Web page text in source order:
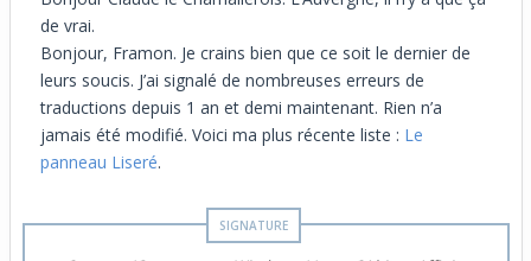
de vrai.
Bonjour, Framon. Je crains bien que ce soit le dernier de
leurs soucis. J’ai signalé de nombreuses erreurs de
traductions depuis 1 an et demi maintenant. Rien n’a
jamais été modifié. Voici ma plus récente liste : Le
panneau Liseré.